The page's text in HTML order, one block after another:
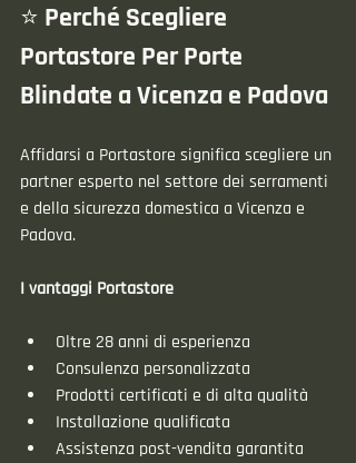
⭐ Perché Scegliere
Portastore Per Porte
Blindate a Vicenza e Padova
Affidarsi a Portastore significa scegliere un
partner esperto nel settore dei serramenti
e della sicurezza domestica a Vicenza e
Padova.
I vantaggi Portastore
Oltre 28 anni di esperienza
Consulenza personalizzata
Prodotti certificati e di alta qualità
Installazione qualificata
Assistenza post-vendita garantita